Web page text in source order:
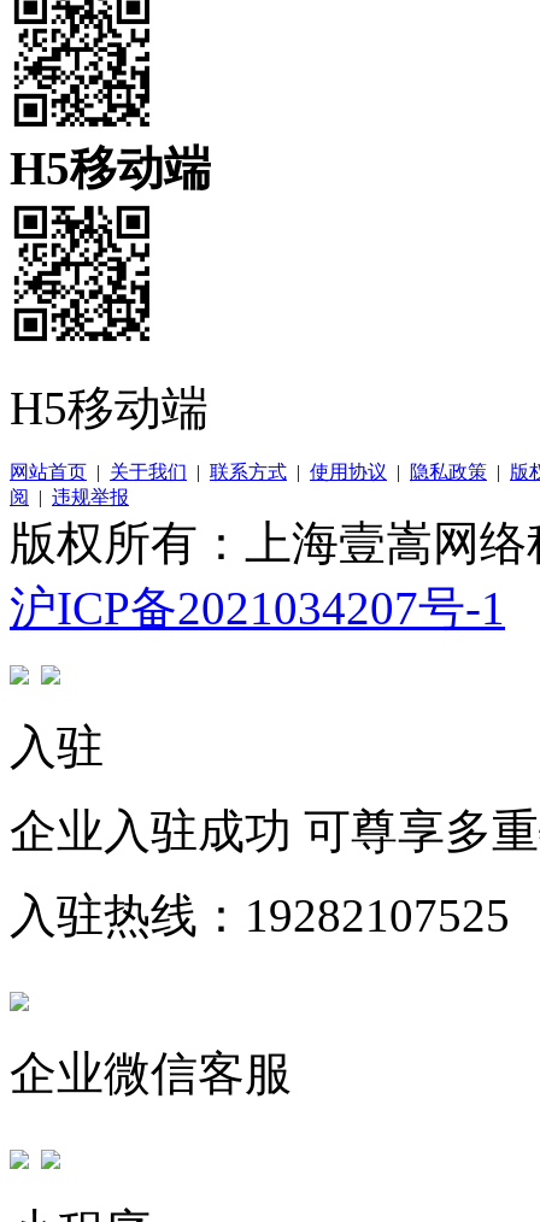
H5移动端
H5移动端
网站首页 | 关于我们 | 联系方式 | 使用协议 | 隐私政策 | 版
阅
| 违规举报
版权所有：上海壹嵩网
沪ICP备2021034207号-1
入驻
企业入驻成功 可尊享多
入驻热线：19282107525
企业微信客服